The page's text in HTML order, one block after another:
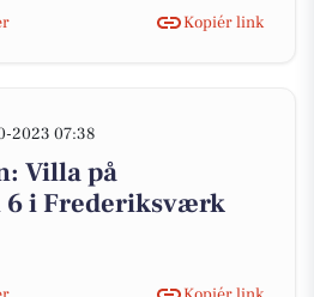
Kopiér link
2023 07:38
Villa på
6 i Frederiksværk